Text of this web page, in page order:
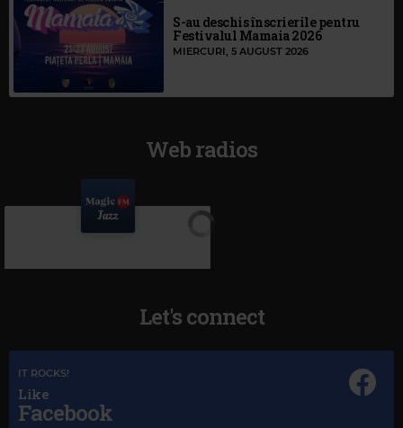
S-au deschis înscrierile pentru
Festivalul Mamaia 2026
MIERCURI, 5 AUGUST 2026
Web radios
Let's connect
IT ROCKS!
Like
Facebook